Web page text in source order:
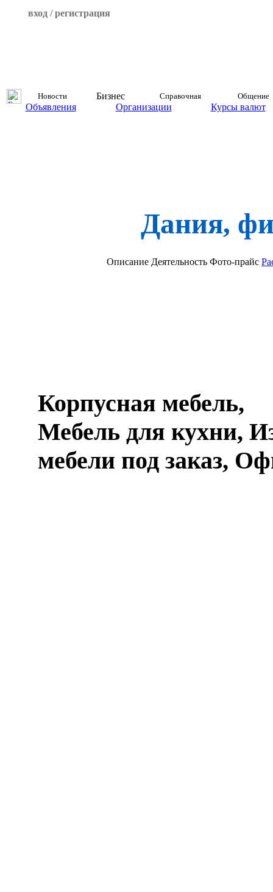
вход / регистрация
Новости Бизнес Справочная Общение
Объявления Организации Курсы валют
Дания,
Описание Деятельность Фото-прайс
Корпусная мебель,
Мебель для кухни,
мебели под заказ,